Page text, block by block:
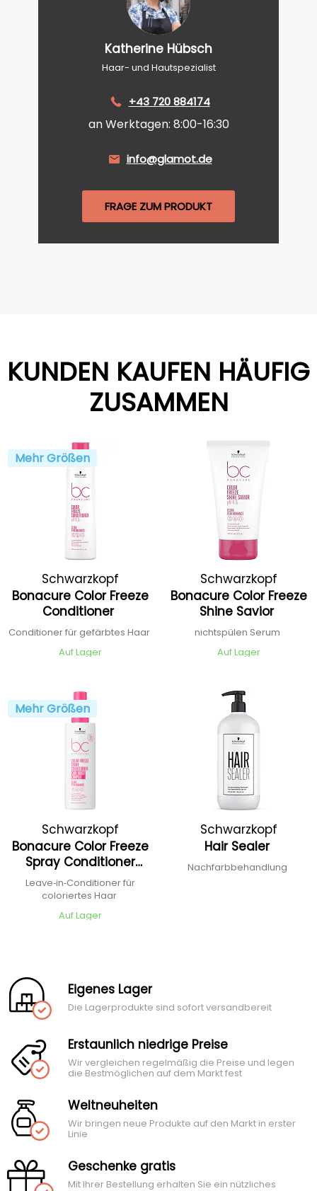
Katherine Hübsch
Haar- und Hautspezialist
+43 720 884174
an Werktagen: 8:00-16:30
info@glamot.de
FRAGE ZUM PRODUKT
KUNDEN KAUFEN HÄUFIG
ZUSAMMEN
Mehr Größen
Schwarzkopf
Professional
Bonacure Color Freeze
Conditioner
Conditioner für gefärbtes Haar
Auf Lager
Schwarzkopf
Professional
Bonacure Color Freeze
Shine Savior
nichtspülen Serum
Auf Lager
Mehr Größen
Schwarzkopf
Professional
Bonacure Color Freeze
Spray Conditioner
Care-Boost Complex
Leave‑in‑Conditioner für
coloriertes Haar
Auf Lager
Schwarzkopf
Professional
Hair Sealer
Nachfarbbehandlung
Eigenes Lager
Die Lagerprodukte sind sofort versandbereit
Erstaunlich niedrige Preise
Wir vergleichen regelmäßig die Preise und legen
die Bestmöglichen auf dem Markt fest
Weltneuheiten
Wir bringen neue Produkte auf den Markt in erster
Linie
Geschenke gratis
Mit Ihrer Bestellung erhalten Sie ein nützliches